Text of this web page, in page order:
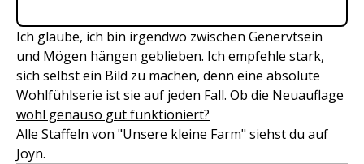
Ich glaube, ich bin irgendwo zwischen Genervtsein
und Mögen hängen geblieben. Ich empfehle stark,
sich selbst ein Bild zu machen, denn eine absolute
Wohlfühlserie ist sie auf jeden Fall. Ob die Neuauflage
wohl genauso gut funktioniert?
Alle Staffeln von "Unsere kleine Farm" siehst du auf
Joyn.